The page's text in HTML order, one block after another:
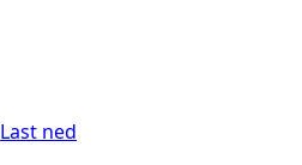
Last ned